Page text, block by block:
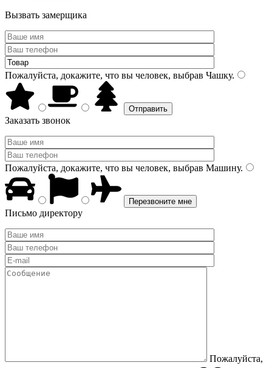
Вызвать замерщика
Пожалуйста, докажите, что вы человек, выбрав Чашку.
Заказать звонок
Пожалуйста, докажите, что вы человек, выбрав Машину.
Письмо директору
Пожалуйста,